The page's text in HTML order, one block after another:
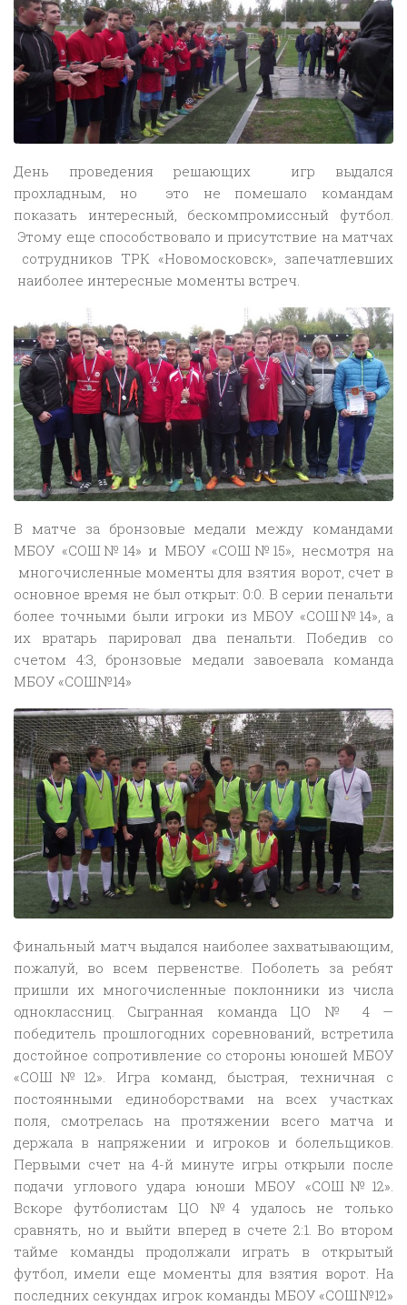
День проведения решающих игр выдался
прохладным, но это не помешало командам
показать интересный, бескомпромиссный футбол.
Этому еще способствовало и присутствие на матчах
сотрудников ТРК «Новомосковск», запечатлевших
наиболее интересные моменты встреч.
В матче за бронзовые медали между командами
МБОУ «СОШ№14» и МБОУ «СОШ№15», несмотря на
многочисленные моменты для взятия ворот, счет в
основное время не был открыт: 0:0. В серии пенальти
более точными были игроки из МБОУ «СОШ№14», а
их вратарь парировал два пенальти. Победив со
счетом 4:3, бронзовые медали завоевала команда
МБОУ «СОШ№14»
Финальный матч выдался наиболее захватывающим,
пожалуй, во всем первенстве. Поболеть за ребят
пришли их многочисленные поклонники из числа
одноклассниц. Сыгранная команда ЦО № 4 —
победитель прошлогодних соревнований, встретила
достойное сопротивление со стороны юношей МБОУ
«СОШ№12». Игра команд, быстрая, техничная с
постоянными единоборствами на всех участках
поля, смотрелась на протяжении всего матча и
держала в напряжении и игроков и болельщиков.
Первыми счет на 4-й минуте игры открыли после
подачи углового удара юноши МБОУ «СОШ№12».
Вскоре футболистам ЦО №4 удалось не только
сравнять, но и выйти вперед в счете 2:1. Во втором
тайме команды продолжали играть в открытый
футбол, имели еще моменты для взятия ворот. На
последних секундах игрок команды МБОУ «СОШ№12»